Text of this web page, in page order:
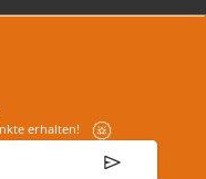
erhalten!